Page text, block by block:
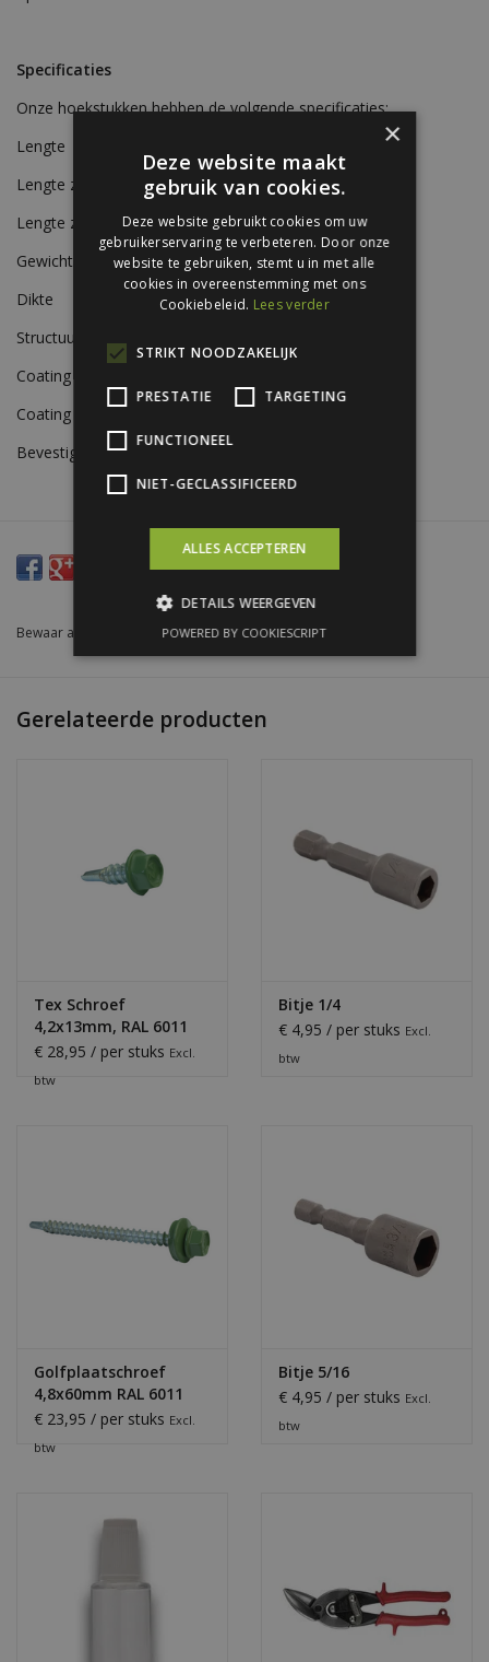
Specificaties
Onze hoekstukken hebben de volgende specificaties:
Lengte
Lengte zijde 1
100 mm
Lengte zijde 2
100 mm
Gewicht
Ca. 0,9 kg/m
Dikte
0,56 mm
Structuur
Coating A-zijde
Coating B-zijde
Beschermlak RAL 9002
Bevestiging
Zelfborende schroeven
Bewaar als favoriet Toevoegen om te vergelijken
Gerelateerde producten
Tex Schroef
4,2x13mm, RAL 6011
Resedagroen
€ 28,95 / per stuks Excl.
btw
Bitje 1/4
€ 4,95 / per stuks Excl.
btw
Golfplaatschroef
4,8x60mm RAL 6011
€ 23,95 / per stuks Excl.
btw
Bitje 5/16
€ 4,95 / per stuks Excl.
btw
×
Deze website maakt
gebruik van cookies.
Deze website gebruikt cookies om uw
gebruikerservaring te verbeteren. Door onze
website te gebruiken, stemt u in met alle
cookies in overeenstemming met ons
Cookiebeleid. Lees verder
STRIKT NOODZAKELIJK
PRESTATIE TARGETING
FUNCTIONEEL
NIET-GECLASSIFICEERD
ALLES ACCEPTEREN
DETAILS WEERGEVEN
POWERED BY COOKIESCRIPT